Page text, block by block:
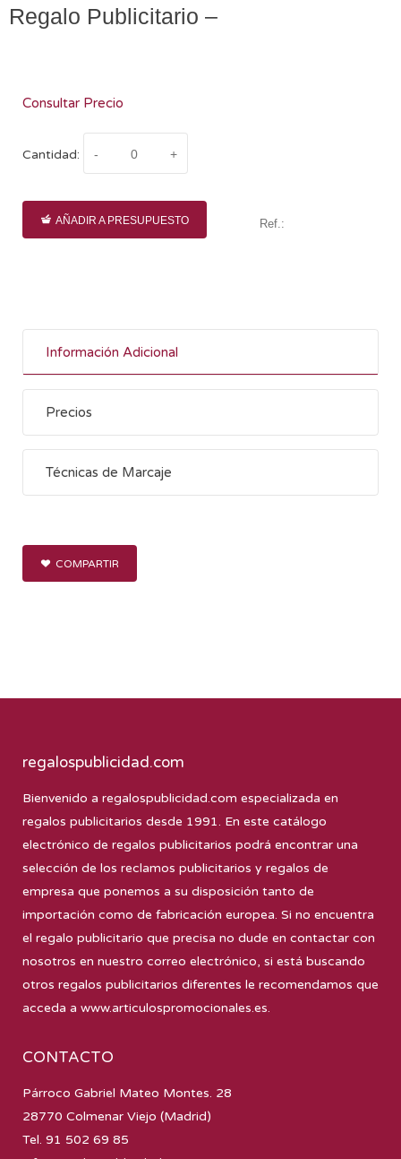
Regalo Publicitario –
Consultar Precio
Cantidad:
AÑADIR A PRESUPUESTO Ref.:
Información Adicional
Precios
Técnicas de Marcaje
COMPARTIR
regalospublicidad.com
Bienvenido a regalospublicidad.com especializada en
regalos publicitarios desde 1991. En este catálogo
electrónico de regalos publicitarios podrá encontrar una
selección de los reclamos publicitarios y regalos de
empresa que ponemos a su disposición tanto de
importación como de fabricación europea. Si no encuentra
el regalo publicitario que precisa no dude en contactar con
nosotros en nuestro correo electrónico, si está buscando
otros regalos publicitarios diferentes le recomendamos que
acceda a www.articulospromocionales.es.
CONTACTO
Párroco Gabriel Mateo Montes. 28
28770 Colmenar Viejo (Madrid)
Tel. 91 502 69 85